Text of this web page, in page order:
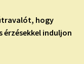
hogy
induljon